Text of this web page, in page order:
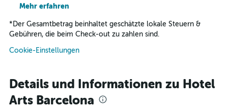
Mehr erfahren
* Der Gesamtbetrag beinhaltet geschätzte lokale Steuern &
Gebühren, die beim Check-out zu zahlen sind.
Cookie-Einstellungen
Details und Informationen zu Hotel
Arts Barcelona